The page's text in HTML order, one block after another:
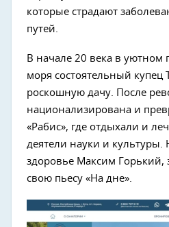
которые страдают
путей.
В начале 20 века в уютном
моря состоятельный купец
роскошную дачу. После
национализирована и
«Рабис», где отдыхали и
деятели науки и культуры.
здоровье Максим Горький,
свою пьесу «На дне».